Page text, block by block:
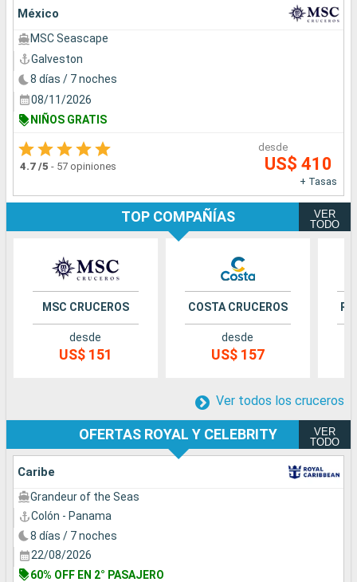
México
MSC Seascape
Galveston
8 días / 7 noches
08/11/2026
NIÑOS GRATIS
4.7 /5 - 57 opiniones
desde
US$ 410
+ Tasas
TOP COMPAÑÍAS
VER
TODO
MSC CRUCEROS
desde
US$ 151
COSTA CRUCEROS
desde
US$ 157
Ver todos los cruceros
OFERTAS ROYAL Y CELEBRITY
VER
TODO
Caribe
Grandeur of the Seas
Colón - Panama
8 días / 7 noches
22/08/2026
60% OFF EN 2° PASAJERO